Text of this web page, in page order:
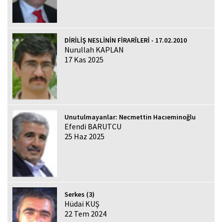
DİRİLİŞ NESLİNİN FİRARÎLERİ - 17.02.2010
Nurullah KAPLAN
17 Kas 2025
Unutulmayanlar: Necmettin Hacıeminoğlu
Efendi BARUTCU
25 Haz 2025
Serkes (3)
Hüdai KUŞ
22 Tem 2024